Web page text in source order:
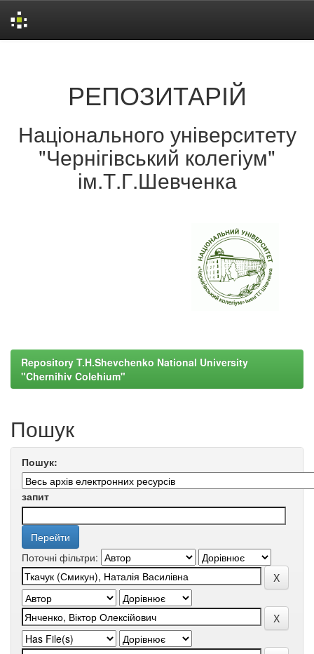
РЕПОЗИТАРІЙ
Національного університету
"Чернігівський колегіум"
ім.Т.Г.Шевченка
Repository T.H.Shevchenko National University
"Chernihiv Colehium"
Пошук
Пошук:
запит
Поточні фільтри: